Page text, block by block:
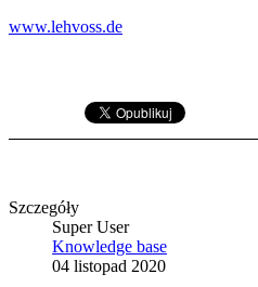
www.lehvoss.de
Szczegóły
Super User
Knowledge base
04 listopad 2020